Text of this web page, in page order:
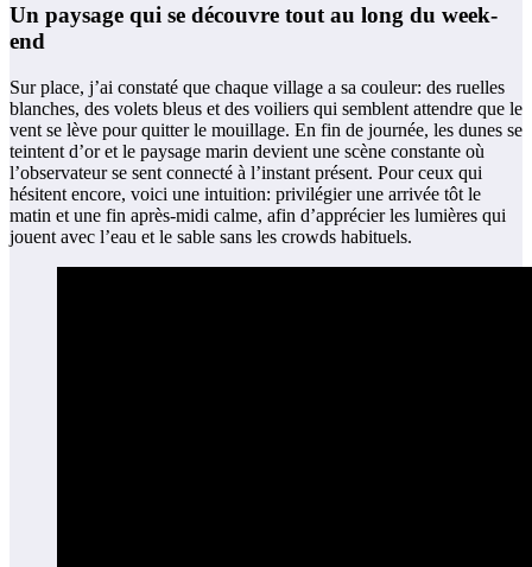
Un paysage qui se découvre tout au long du week-
end
Sur place, j’ai constaté que chaque village a sa couleur: des ruelles
blanches, des volets bleus et des voiliers qui semblent attendre que le
vent se lève pour quitter le mouillage. En fin de journée, les dunes se
teintent d’or et le paysage marin devient une scène constante où
l’observateur se sent connecté à l’instant présent. Pour ceux qui
hésitent encore, voici une intuition: privilégier une arrivée tôt le
matin et une fin après-midi calme, afin d’apprécier les lumières qui
jouent avec l’eau et le sable sans les crowds habituels.